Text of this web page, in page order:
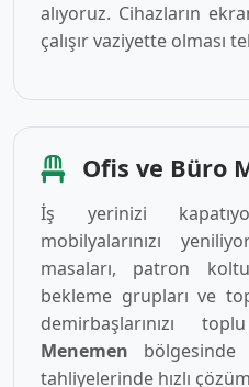
alıyoruz. Cihazların
çalışır vaziyette olması
Ofis ve Büro
İş yerinizi
mobilyalarınızı
masaları, patron
bekleme grupları ve
demirbaşlarınızı
Menemen bölgesinde
tahliyelerinde hızlı